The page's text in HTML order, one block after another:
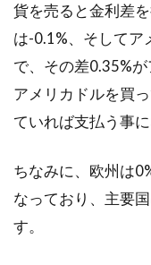
貨を売ると金利差
は-0.1%、そしてア
で、その差0.35%が
アメリカドルを買
ていれば支払う事に
ちなみに、欧州は
なっており、主要
す。